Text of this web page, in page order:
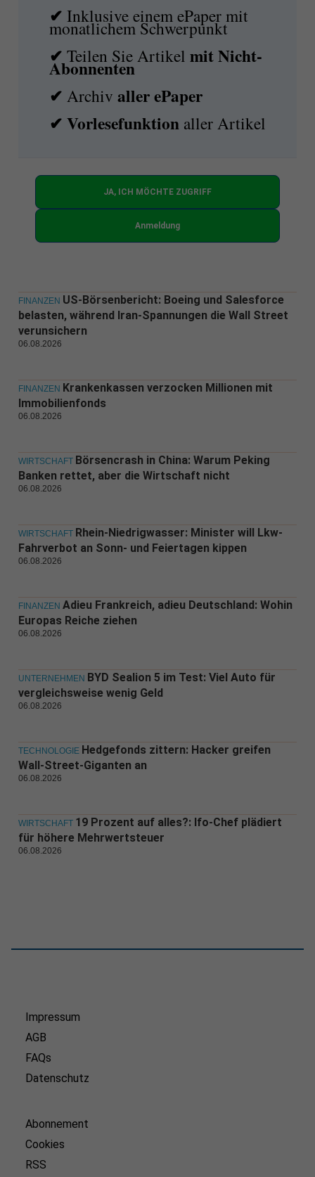
✔Inklusive einem ePaper mit
monatlichem Schwerpunkt
✔Teilen Sie ArtikelmitNicht-
Abonnenten
✔Archivaller ePaper
✔Vorlesefunktion aller Artikel
JA, ICH MÖCHTE ZUGRIFF
Anmeldung
FINANZEN US-Börsenbericht: Boeing und Salesforce
belasten, während Iran-Spannungen die Wall Street
verunsichern
06.08.2026
FINANZEN Krankenkassen verzocken Millionen mit
Immobilienfonds
06.08.2026
WIRTSCHAFT Börsencrash in China: Warum Peking
Banken rettet, aber die Wirtschaft nicht
06.08.2026
WIRTSCHAFT Rhein-Niedrigwasser: Minister will Lkw-
Fahrverbot an Sonn- und Feiertagen kippen
06.08.2026
FINANZEN Adieu Frankreich, adieu Deutschland: Wohin
Europas Reiche ziehen
06.08.2026
UNTERNEHMEN BYD Sealion 5 im Test: Viel Auto für
vergleichsweise wenig Geld
06.08.2026
TECHNOLOGIE Hedgefonds zittern: Hacker greifen
Wall-Street-Giganten an
06.08.2026
WIRTSCHAFT 19 Prozent auf alles?: Ifo-Chef plädiert
für höhere Mehrwertsteuer
06.08.2026
Impressum
AGB
FAQs
Datenschutz
Abonnement
Cookies
RSS